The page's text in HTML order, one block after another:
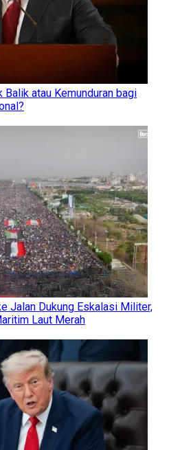
Balik atau Kemunduran bagi
Jalan Dukung Eskalasi Militer,
Laut Merah